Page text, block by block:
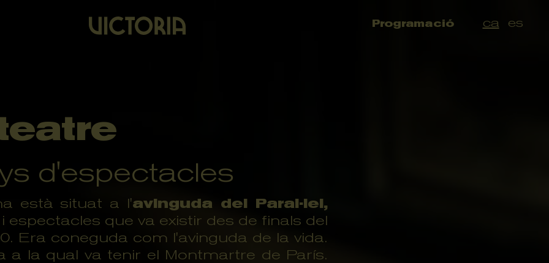
ca es
Programació
d'espectacles
està situat a l'avinguda del Paral·lel,
espectacles que va existir des de finals del
Era coneguda com l'avinguda de la vida.
a la qual va tenir el Montmartre de París.